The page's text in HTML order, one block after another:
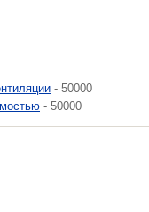
- 50000
- 50000